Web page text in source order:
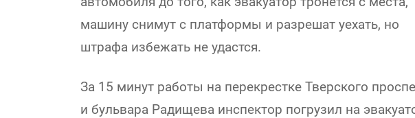
машину снимут с платформы и разрешат уехать, но
штрафа избежать не удастся.
За 15 минут работы на перекрестке Тверского
и бульвара Радищева инспектор погрузил на